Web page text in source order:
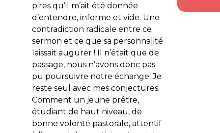
pires qu’il m’ait été donnée
d’entendre, informe et vide. Une
contradiction radicale entre ce
sermon et ce que sa personnalité
laissait augurer ! Il n’était que de
passage, nous n’avons donc pas
pu poursuivre notre échange. Je
reste seul avec mes conjectures.
Comment un jeune prêtre,
étudiant de haut niveau, de
bonne volonté pastorale, attentif